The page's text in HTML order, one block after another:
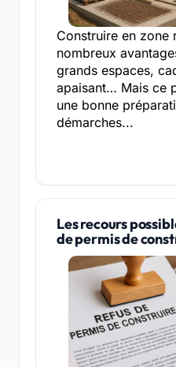
Construire en
nombreux
grands espaces,
apaisant… Mais ce
une bonne
démarches...
Les recours
de permis de